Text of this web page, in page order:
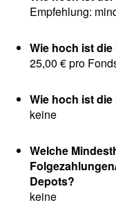
Empfehlung:
Wie hoch ist
25,00 € pro
Wie hoch ist
keine
Welche
Depots?
keine